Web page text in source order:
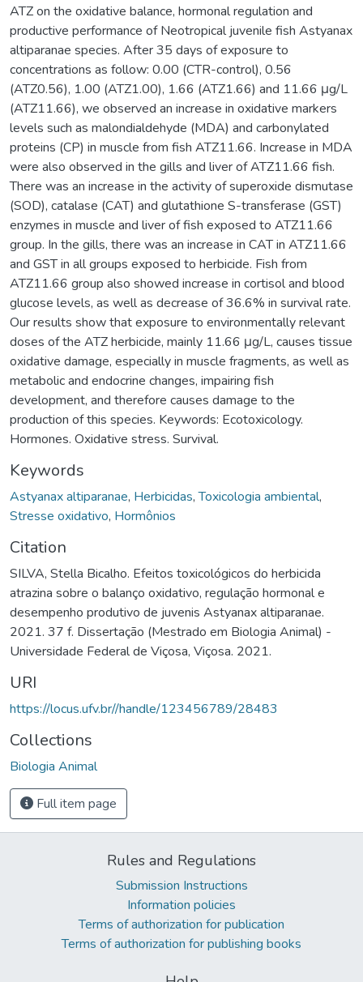
ATZ on the oxidative balance, hormonal regulation and
productive performance of Neotropical juvenile fish Astyanax
altiparanae species. After 35 days of exposure to
concentrations as follow: 0.00 (CTR-control), 0.56
(ATZ0.56), 1.00 (ATZ1.00), 1.66 (ATZ1.66) and 11.66 μg/L
(ATZ11.66), we observed an increase in oxidative markers
levels such as malondialdehyde (MDA) and carbonylated
proteins (CP) in muscle from fish ATZ11.66. Increase in MDA
were also observed in the gills and liver of ATZ11.66 fish.
There was an increase in the activity of superoxide dismutase
(SOD), catalase (CAT) and glutathione S-transferase (GST)
enzymes in muscle and liver of fish exposed to ATZ11.66
group. In the gills, there was an increase in CAT in ATZ11.66
and GST in all groups exposed to herbicide. Fish from
ATZ11.66 group also showed increase in cortisol and blood
glucose levels, as well as decrease of 36.6% in survival rate.
Our results show that exposure to environmentally relevant
doses of the ATZ herbicide, mainly 11.66 μg/L, causes tissue
oxidative damage, especially in muscle fragments, as well as
metabolic and endocrine changes, impairing fish
development, and therefore causes damage to the
production of this species. Keywords: Ecotoxicology.
Hormones. Oxidative stress. Survival.
Keywords
Astyanax altiparanae, Herbicidas,Toxicologia ambiental,
Stresse oxidativo, Hormônios
Citation
SILVA, Stella Bicalho. Efeitos toxicológicos do herbicida
atrazina sobre o balanço oxidativo, regulação hormonal e
desempenho produtivo de juvenis Astyanax altiparanae.
2021. 37 f. Dissertação (Mestrado em Biologia Animal) -
Universidade Federal de Viçosa, Viçosa. 2021.
URI
https://locus.ufv.br//handle/123456789/28483
Collections
Biologia Animal
Full item page
Rules and Regulations
Submission Instructions
Information policies
Terms of authorization for publication
Terms of authorization for publishing books